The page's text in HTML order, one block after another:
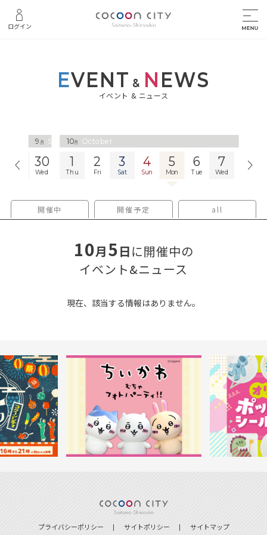
ログイン
EVENT & NEWS
イベント & ニュース
9 月 September
29
Tue
30
Wed
10月 October
1
Thu
2
Fri
3
Sat
4
Sun
5
Mon
6
Tue
7
Wed
8
Thu
開催中 開催予定 all
10月5日に開催中の
イベント&ニュース
現在、該当する情報はありません。
プライバシーポリシー サイトポリシー サイトマップ